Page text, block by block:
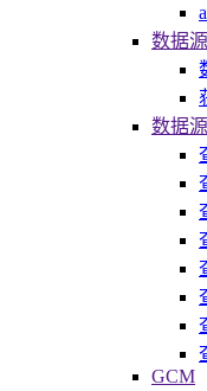
数据
数据
GCM